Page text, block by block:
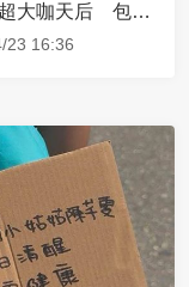
大咖天后 包尿
不喊累
23 16:36